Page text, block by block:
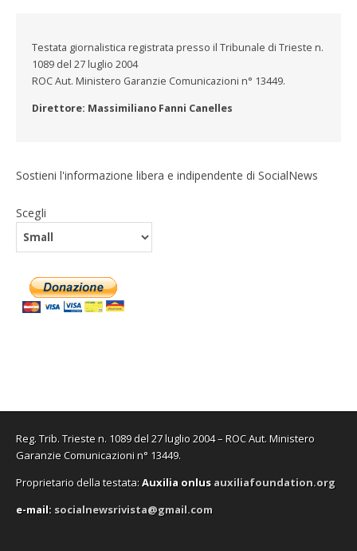
Testata giornalistica registrata presso il Tribunale di Trieste n.
1089 del 27 luglio 2004
ROC Aut. Ministero Garanzie Comunicazioni n° 13449.
Direttore: Massimiliano Fanni Canelles
Sostieni l'informazione libera e indipendente di SocialNews
Scegli
Reg. Trib. Trieste n. 1089 del 27 luglio 2004 – ROC Aut. Ministero
Garanzie Comunicazioni n° 13449.
Proprietario della testata:Auxilia onlus auxiliafoundation.org
e-mail: socialnewsrivista@gmail.com